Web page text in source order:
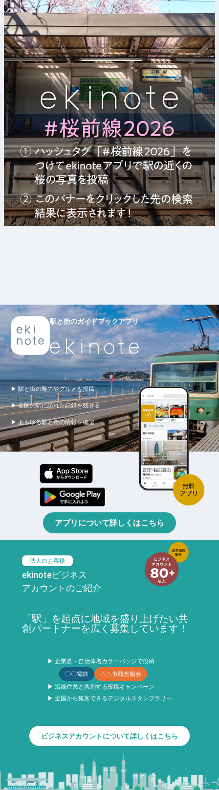
駅と街のガイドブックアプリ
▶ 駅と街の魅力やグルメを投稿
▶ 全国の駅に訪れた記録を残せる
▶ あらゆる駅と街の情報を確認
アプリについて詳しくはこちら
法人のお客様
ekinoteビジネス
アカウントのご紹介
「駅」を起点に地域を盛り上げたい共
創パートナーを広く募集しています！
▶ 企業名・自治体名カラーバッジで投稿
〇〇電鉄
△△市観光協会
▶ 沿線住民と共創する投稿キャンペーン
▶ 全国から集客できるデジタルスタンプラリー
ビジネスアカウントについて詳しくはこちら